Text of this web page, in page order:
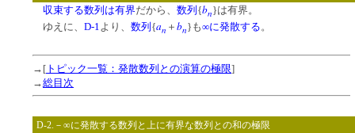
収束する数列は有界だから、 数列 {bn}は有界。
ゆえに、 D-1 より、 数列 {an ＋ bn}も∞に発散する 。
→[ トピック一覧：発散数列との演算の極限]
→総目次
D-2.－∞に発散する数列と上に有界な数列との和の極限